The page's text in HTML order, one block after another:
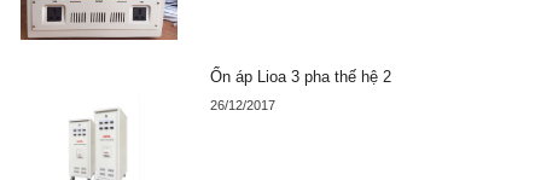
Ổn áp Lioa 3 pha thế hệ 2
26/12/2017